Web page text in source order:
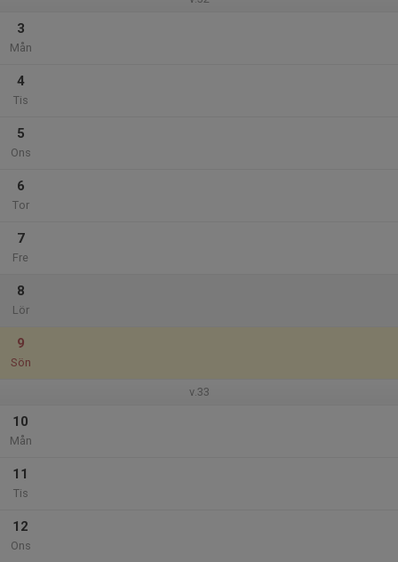
3
Mån
4
Tis
5
Ons
6
Tor
7
Fre
8
Lör
9
Sön
v.33
10
Mån
11
Tis
12
Ons